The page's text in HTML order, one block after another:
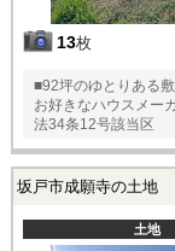
13枚
■92坪のゆとりある
お好きなハウスメー
法34条12号該当区
坂戸市成願寺の土地
土地